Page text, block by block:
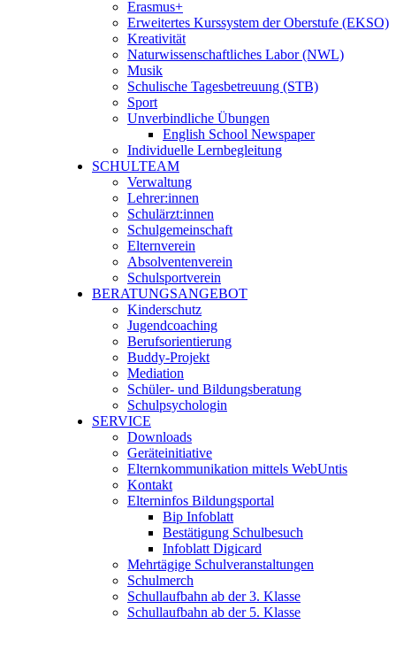
Erasmus+
Erweitertes Kurssystem der Oberstufe (EKSO)
Kreativität
Naturwissenschaftliches Labor (NWL)
Musik
Schulische Tagesbetreuung (STB)
Sport
Unverbindliche Übungen
English School Newspaper
Individuelle Lernbegleitung
SCHULTEAM
Verwaltung
Lehrer:innen
Schulärzt:innen
Schulgemeinschaft
Elternverein
Absolventenverein
Schulsportverein
BERATUNGSANGEBOT
Kinderschutz
Jugendcoaching
Berufsorientierung
Buddy-Projekt
Mediation
Schüler- und Bildungsberatung
Schulpsychologin
SERVICE
Downloads
Geräteinitiative
Elternkommunikation mittels WebUntis
Kontakt
Elterninfos Bildungsportal
Bip Infoblatt
Bestätigung Schulbesuch
Infoblatt Digicard
Mehrtägige Schulveranstaltungen
Schulmerch
Schullaufbahn ab der 3. Klasse
Schullaufbahn ab der 5. Klasse